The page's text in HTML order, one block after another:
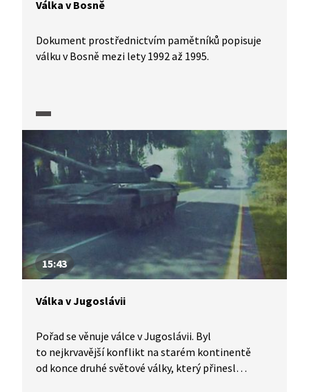
Válka v Bosně
Dokument prostřednictvím pamětníků popisuje
válku v Bosně mezi lety 1992 až 1995.
15:43
Válka v Jugoslávii
Pořad se věnuje válce v Jugoslávii. Byl
to nejkrvavější konflikt na starém kontinentě
od konce druhé světové války, který přinesl